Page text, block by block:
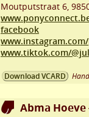
Moutputstraat 6,
facebook
www.tiktok.com/
Download VCARD
Abma Hoeve